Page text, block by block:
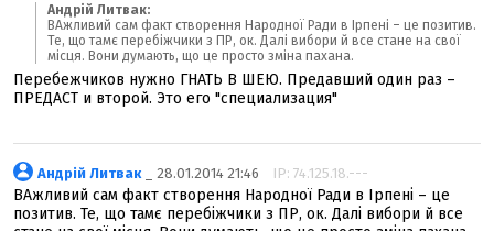
Андрій Литвак:
ВАжливий сам факт створення Народної Ради в Ірпені – це позитив.
Те, що тамє перебіжчики з ПР, ок. Далі вибори й все стане на свої
місця. Вони думають, що це просто зміна пахана.
Перебежчиков нужно ГНАТЬ В ШЕЮ. Предавший один раз –
ПРЕДАСТ и второй. Это его "специализация"
Андрій Литвак _ 28.01.2014 21:46 IP: 74.125.18.---
ВАжливий сам факт створення Народної Ради в Ірпені – це
позитив. Те, що тамє перебіжчики з ПР, ок. Далі вибори й все